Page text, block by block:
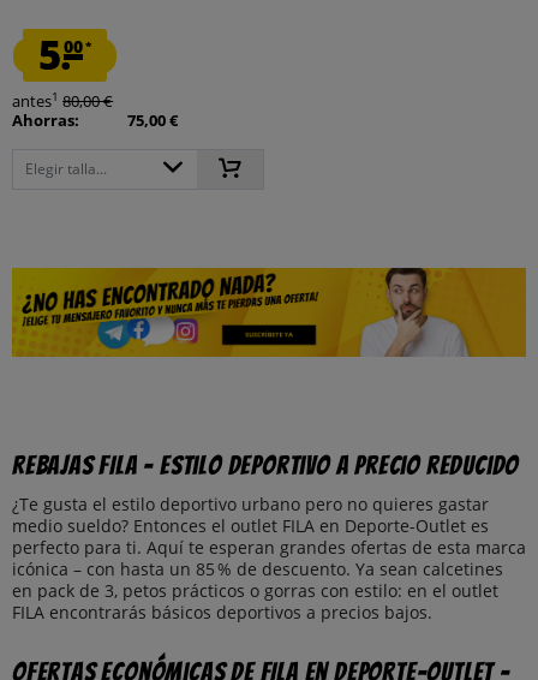
5.00*
antes1 80,00 €
Ahorras:
75,00 €
Elegir talla...
Rebajas FILA – Estilo deportivo a precio reducido
¿Te gusta el estilo deportivo urbano pero no quieres gastar
medio sueldo? Entonces el outlet FILA en Deporte-Outlet es
perfecto para ti. Aquí te esperan grandes ofertas de esta marca
icónica – con hasta un 85 % de descuento. Ya sean calcetines
en pack de 3, petos prácticos o gorras con estilo: en el outlet
FILA encontrarás básicos deportivos a precios bajos.
Ofertas económicas de FILA en Deporte-Outlet –